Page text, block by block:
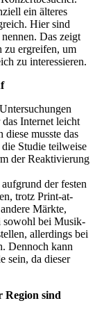
ein älteres
Hier sind
Das zeigt
zu ergreifen, um
zu interessieren.
Internet leicht
musste das
Studie teilweise
der Reaktivierung
der festen
trotz Print-at-
Märkte,
sowohl bei Musik-
allerdings bei
Dennoch kann
sein, da dieser
Region sind